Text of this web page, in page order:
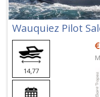
Wauquiez Pilot
14,77